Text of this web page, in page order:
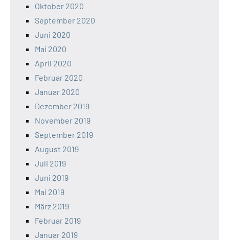
Oktober 2020
September 2020
Juni 2020
Mai 2020
April 2020
Februar 2020
Januar 2020
Dezember 2019
November 2019
September 2019
August 2019
Juli 2019
Juni 2019
Mai 2019
März 2019
Februar 2019
Januar 2019